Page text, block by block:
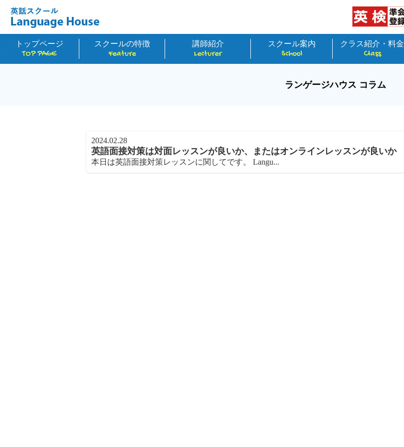
トップページ
TOP PAGE
スクールの特徴
Feature
講師紹介
Lecturer
スクール案内
School
クラス紹介・料金
Class
ランゲージハウス コラム
2024.02.28
英語面接対策は対面レッスンが良いか、またはオンラインレッスンが良いか
本日は英語面接対策レッスンに関してです。 Langu...